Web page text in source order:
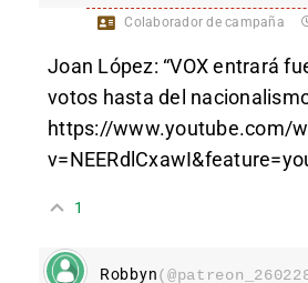
Colaborador de campaña
Joan López: “VOX entrará
votos hasta del
https://www.youtube.com/
1
Robbyn